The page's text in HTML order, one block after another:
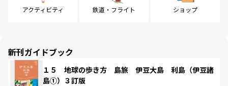
アクティビティ 鉄道・フライト ショップ
新刊ガイドブック
１５ 地球の歩き方 島旅 伊豆大島 利島（伊豆諸
島①）３訂版